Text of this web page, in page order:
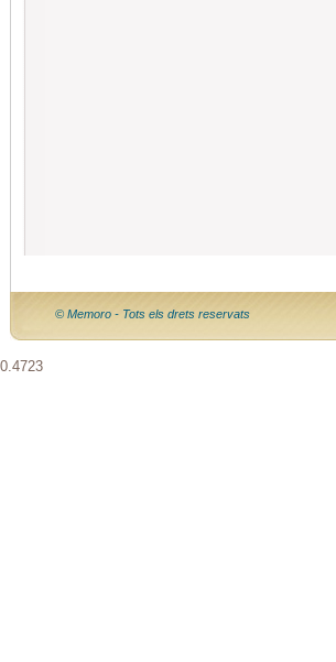
© Memoro - Tots els drets reservats
0.4723